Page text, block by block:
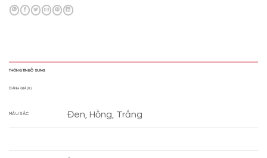
THÔNG TIN BỔ SUNG
ĐÁNH GIÁ (0)
MÀU SẮC Đen, Hồng, Trắng